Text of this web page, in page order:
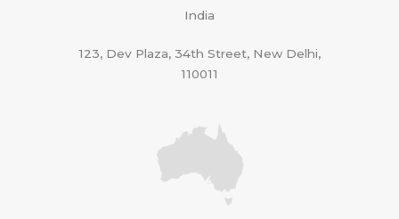
India
123, Dev Plaza, 34th Street, New Delhi,
110011